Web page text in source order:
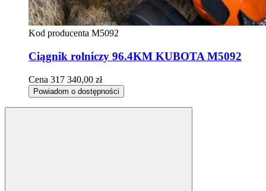
Kod producenta M5092
Ciągnik rolniczy 96.4KM KUBOTA M5092
Cena 317 340,00 zł
Powiadom o dostępności